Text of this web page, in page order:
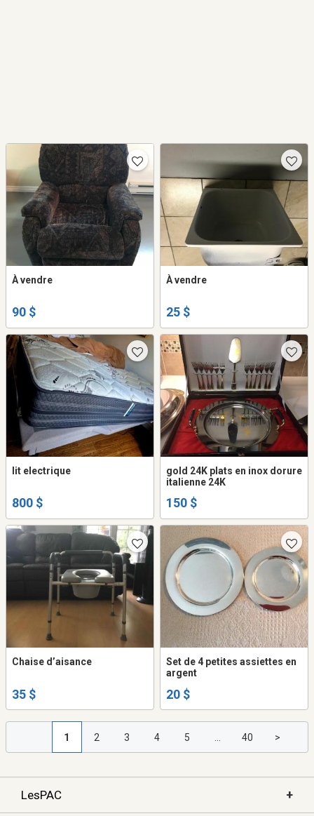
À vendre
90 $
À vendre
25 $
lit electrique
800 $
gold 24K plats en inox dorure
italienne 24K
150 $
Chaise d’aisance
35 $
Set de 4 petites assiettes en
argent
20 $
1 2 3 4 5 40 >
LesPAC +